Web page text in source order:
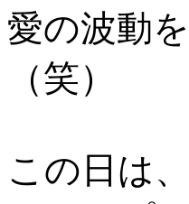
愛の波動
（笑）
この日は